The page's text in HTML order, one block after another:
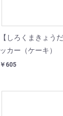
【しろくまきょう
ッカー（ケーキ）
￥605